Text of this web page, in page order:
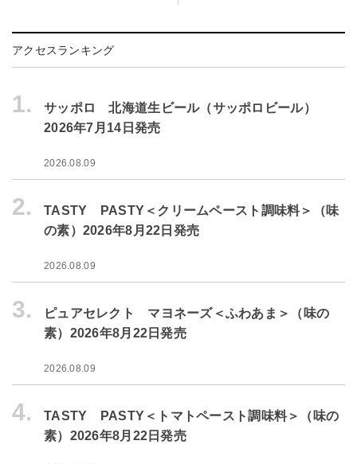
アクセスランキング
1.
サッポロ 北海道生ビール（サッポロビール）
2026年7月14日発売
2026.08.09
2.
TASTY PASTY＜クリームペースト調味料＞（味
の素）2026年8月22日発売
2026.08.09
3.
ピュアセレクト マヨネーズ＜ふわあま＞（味の
素）2026年8月22日発売
2026.08.09
4.
TASTY PASTY＜トマトペースト調味料＞（味の
素）2026年8月22日発売